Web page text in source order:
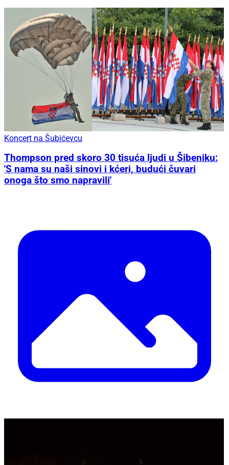
Koncert na Šubićevcu
Thompson pred skoro 30 tisuća ljudi u Šibeniku:
'S nama su naši sinovi i kćeri, budući čuvari
onoga što smo napravili'